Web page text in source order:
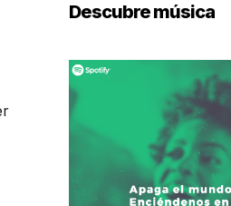
Descubre música